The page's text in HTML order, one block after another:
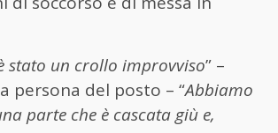
stato un crollo improvviso” –
persona del posto – “Abbiamo
parte che è cascata giù e,